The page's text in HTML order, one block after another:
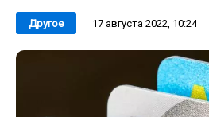
Другое 17 августа 2022, 10:24